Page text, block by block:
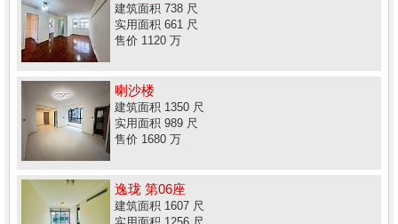
建筑面积 738 尺
实用面积 661 尺
售价 1120 万
喇沙楼
建筑面积 1350 尺
实用面积 989 尺
售价 1680 万
逸珑 第06座
建筑面积 1607 尺